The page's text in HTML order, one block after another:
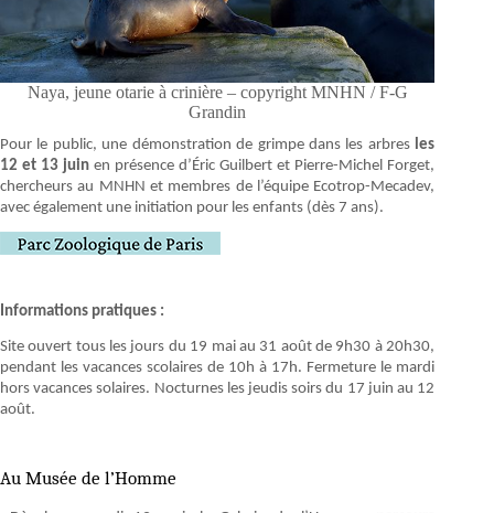
Naya, jeune otarie à crinière – copyright MNHN / F-G
Grandin
Pour le public, une démonstration de grimpe dans les arbres les
12 et 13 juin en présence d’Éric Guilbert et Pierre-Michel Forget,
chercheurs au MNHN et membres de l’équipe Ecotrop-Mecadev,
avec également une initiation pour les enfants (dès 7 ans).
Informations pratiques :
Site ouvert tous les jours du 19 mai au 31 août de 9h30 à 20h30,
pendant les vacances scolaires de 10h à 17h. Fermeture le mardi
hors vacances solaires. Nocturnes les jeudis soirs du 17 juin au 12
août.
Au Musée de l’Homme